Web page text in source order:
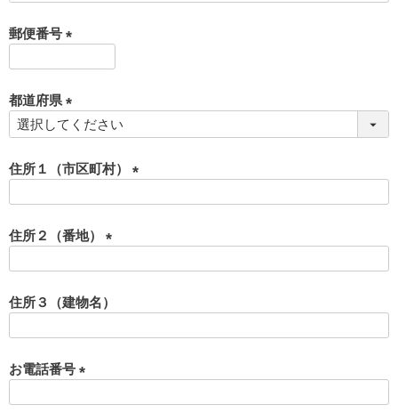
郵便番号
須
)
都道府県
(
須
)
住所１（市区町村）
住所２（番地）
須
住所３（建物名）
お電話番号